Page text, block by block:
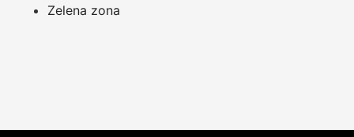
Zelena zona